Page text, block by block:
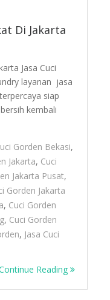
Di Jakarta
Jasa Cuci
layanan jasa
siap
kembali
Gorden Bekasi,
Jakarta, Cuci
Jakarta Pusat,
Gorden Jakarta
, Cuci Gorden
, Cuci Gorden
, Jasa Cuci
Reading